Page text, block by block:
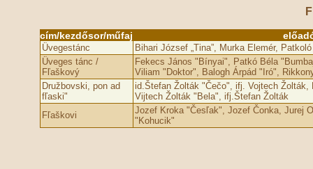
cím/kezdősor/műfaj
Üvegestánc
Bihari József „Tina”, Murka Elemér,
Üveges tánc /
Fľaškový
Fekecs János "Bínyai", Patkó Béla
Viliam "Doktor", Balogh Árpád "Iró",
Družbovski, pon ad
fľaski"
id.Štefan Žolták "Čečo", ifj. Vojtech
Vijtech Žolták "Bela", ifj.Štefan Žolták
Fľaškovi
Jozef Kroka "Česľak", Jozef Čonka, Jurej
"Kohucik"